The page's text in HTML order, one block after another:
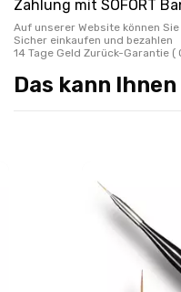
Zahlung mit SOFORT
Auf unserer Website können Sie
Sicher einkaufen und bezahlen
14 Tage Geld Zurück-Garantie (
Das kann